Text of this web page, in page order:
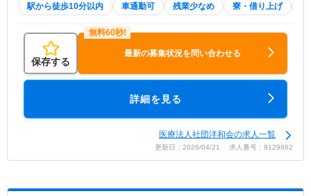
駅から徒歩10分以内 車通勤可 残業少なめ 寮・借り上げ
保存する
最新の募集状況を問い合わせる
詳細を見る
医療法人社団洋和会の求人一覧
更新日：2026/04/21 求人番号：9129882